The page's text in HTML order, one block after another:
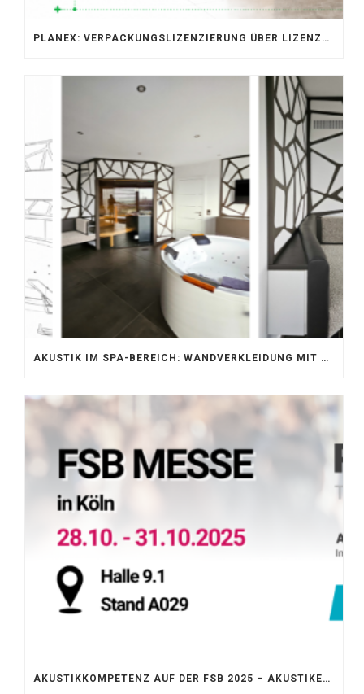
PLANEX: VERPACKUNGSLIZENZIERUNG ÜBER LIZENZERO & LUCID 2026
AKUSTIK IM SPA-BEREICH: WANDVERKLEIDUNG MIT SILENTPROTECT CORE
AKUSTIKKOMPETENZ AUF DER FSB 2025 – AKUSTIKELEMENTE FÜR DIE LEBENSRÄUME VON MORGEN